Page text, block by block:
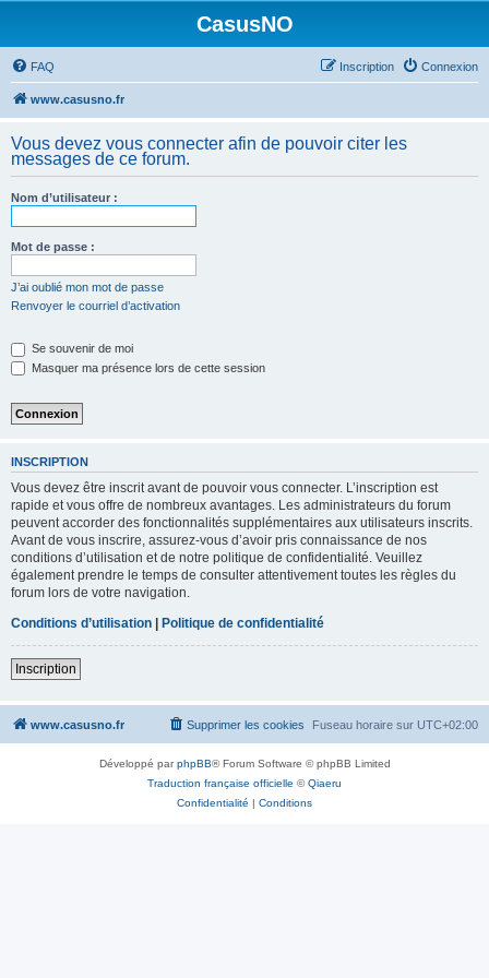
CasusNO
FAQ Connexion
Inscription
www.casusno.fr
Vous devez vous connecter afin de pouvoir citer les
messages de ce forum.
Nom d’utilisateur :
Mot de passe :
J’ai oublié mon mot de passe
Renvoyer le courriel d’activation
Se souvenir de moi
Masquer ma présence lors de cette session
INSCRIPTION
Vous devez être inscrit avant de pouvoir vous connecter. L’inscription est
rapide et vous offre de nombreux avantages. Les administrateurs du forum
peuvent accorder des fonctionnalités supplémentaires aux utilisateurs inscrits.
Avant de vous inscrire, assurez-vous d’avoir pris connaissance de nos
conditions d’utilisation et de notre politique de confidentialité. Veuillez
également prendre le temps de consulter attentivement toutes les règles du
forum lors de votre navigation.
Conditions d’utilisation | Politique de confidentialité
Inscription
www.casusno.fr Fuseau horaire sur UTC+02:00
Supprimer les cookies
Développé parphpBB® Forum Software © phpBB Limited
Traduction française officielle ©Qiaeru
Confidentialité | Conditions